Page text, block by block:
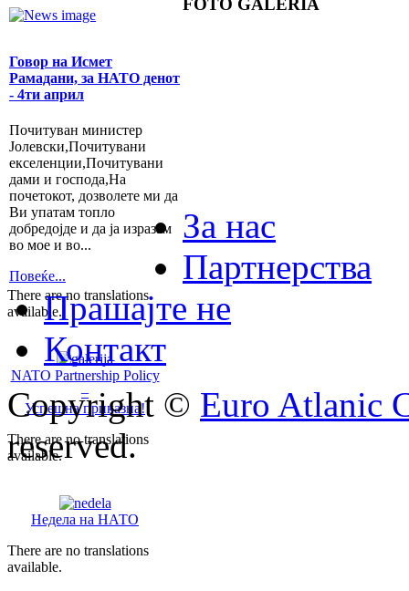
Говор на Исмет
Рамадани, за НАТО денот
- 4ти април
Почитуван министер
Јолевски,Почитувани
екселенции,Почитувани
дами и господа,На
почетокот, дозволете ми да
Ви упатам топло
добредојде и да ја изразам
во мое и во...
Повеќе...
There are no translations
available.
NATO Partnership Policy
–
Успешна приказна!
There are no translations
available.
Недела на НАТО
There are no translations
available.
За нас
Партнерства
Прашајте не
Контакт
Copyright © Euro Atlanic
reserved.